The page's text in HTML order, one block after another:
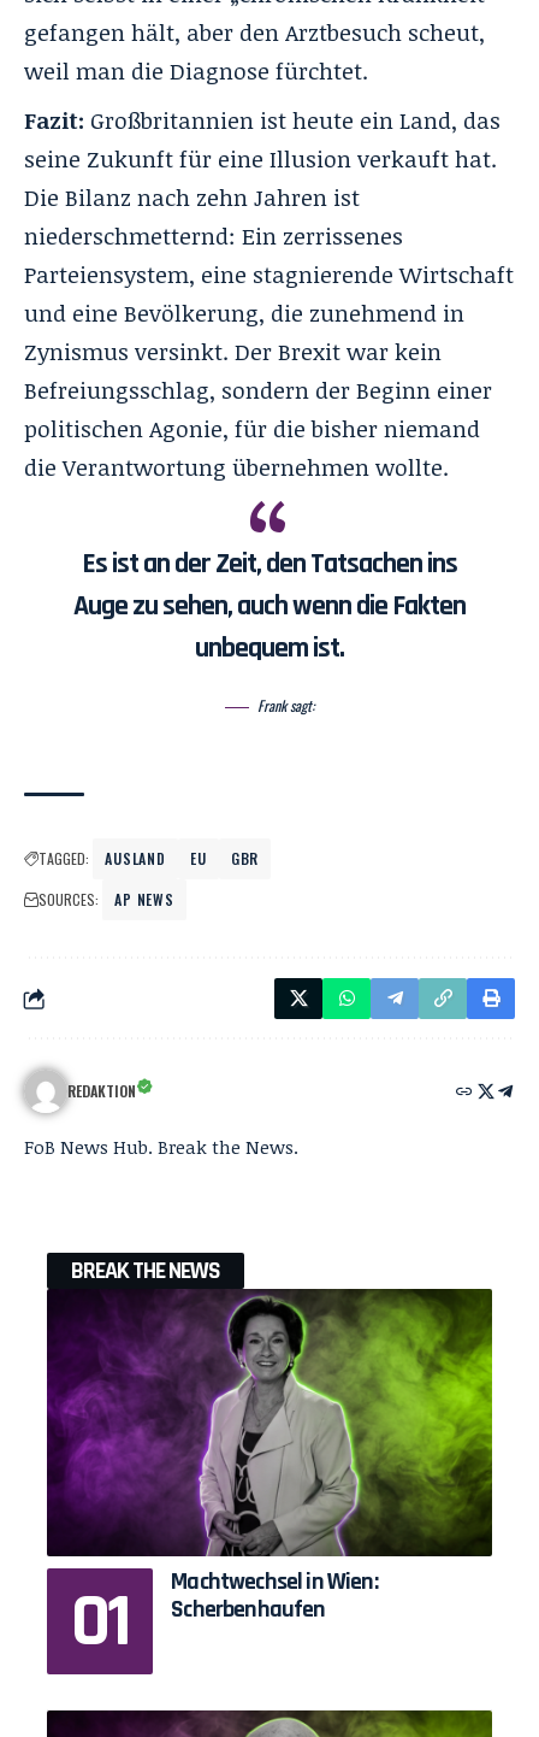
gefangen hält, aber den Arztbesuch scheut,
weil man die Diagnose fürchtet.
Fazit: Großbritannien ist heute ein Land, das
seine Zukunft für eine Illusion verkauft hat.
Die Bilanz nach zehn Jahren ist
niederschmetternd: Ein zerrissenes
Parteiensystem, eine stagnierende Wirtschaft
und eine Bevölkerung, die zunehmend in
Zynismus versinkt. Der Brexit war kein
Befreiungsschlag, sondern der Beginn einer
politischen Agonie, für die bisher niemand
die Verantwortung übernehmen wollte.
Es ist an der Zeit, den Tatsachen ins
Auge zu sehen, auch wenn die Fakten
unbequem ist.
Frank sagt:
TAGGED: AUSLAND EU
GBR
SOURCES:
AP NEWS
REDAKTION
FoB News Hub. Break the News.
BREAK THE NEWS
Machtwechsel in Wien:
Scherbenhaufen